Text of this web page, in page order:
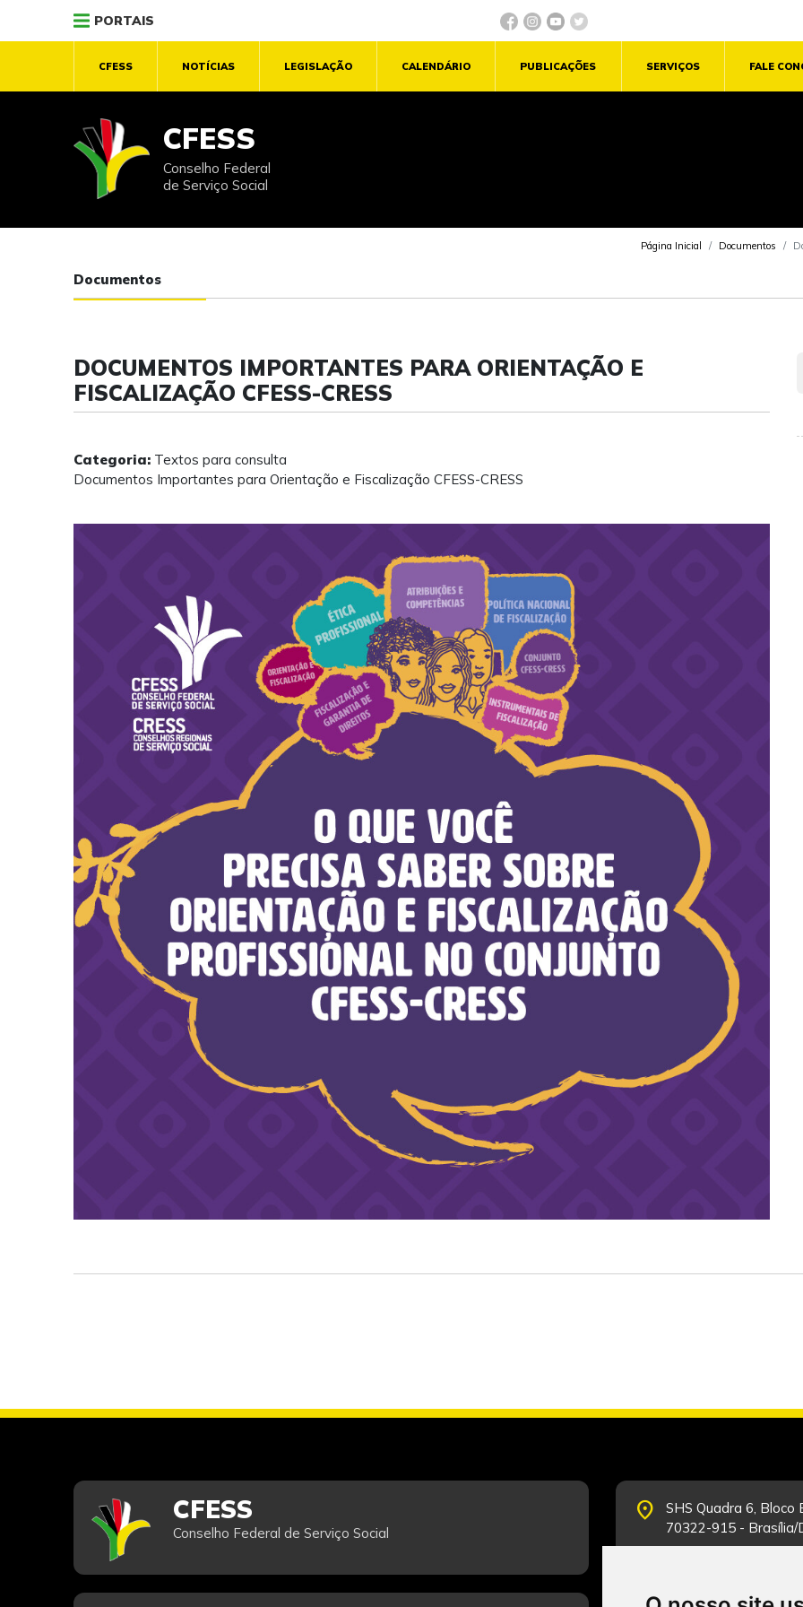
PORTAIS
CFESS NOTÍCIAS LEGISLAÇÃO CALENDÁRIO PUBLICAÇÕES SERVIÇOS FALE
CFESS
Conselho Federal
de Serviço Social
Página Inicial Documentos
Documentos
DOCUMENTOS IMPORTANTES PARA ORIENTAÇÃO E
FISCALIZAÇÃO CFESS-CRESS
Categoria: Textos para consulta
Documentos Importantes para Orientação e Fiscalização CFESS-CRESS
CFESS
Conselho Federal de Serviço Social
place
SHS Quadra 6, Bloco
70322-915 - Brasília/